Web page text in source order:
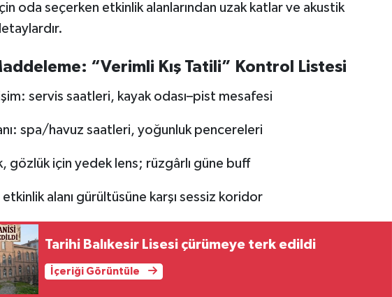
oda seçerken etkinlik alanlarından uzak katlar ve akustik
“Verimli Kış Tatili” Kontrol Listesi
servis saatleri, kayak odası–pist mesafesi
spa/havuz saatleri, yoğunluk pencereleri
gözlük için yedek lens; rüzgârlı güne buff
alanı gürültüsüne karşı sessiz koridor
Tarihi Balıkesir Lisesi çürümeye terk edildi
İçeriği Görüntüle